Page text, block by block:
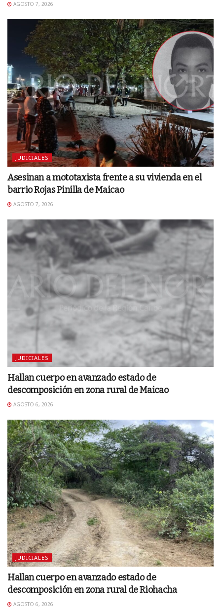
AGOSTO 7, 2026
JUDICIALES
Asesinan a mototaxista frente a su vivienda en el
barrio Rojas Pinilla de Maicao
AGOSTO 7, 2026
JUDICIALES
Hallan cuerpo en avanzado estado de
descomposición en zona rural de Maicao
AGOSTO 6, 2026
JUDICIALES
Hallan cuerpo en avanzado estado de
descomposición en zona rural de Riohacha
AGOSTO 6, 2026